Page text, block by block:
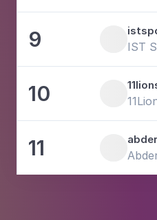
9 IST
10
11